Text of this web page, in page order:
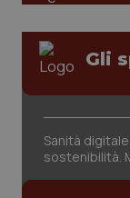
Gli
Sanità
sostenibilità.
_ga